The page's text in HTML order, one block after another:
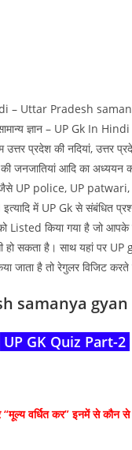
– Uttar Pradesh
ज्ञान – UP Gk In Hindi
उत्तर प्रदेश की नदियां, उत्तर
की जनजातियां आदि का अध्ययन
जैसे UP police, UP
में UP Gk से संबंधित
Listed किया गया है जो आपके
हो सकता है। साथ यहां पर
जाता है तो रेगुलर विजिट करते
samanya gyan
UP GK Quiz Part-2
वर्धित कर” इनमें से कौन